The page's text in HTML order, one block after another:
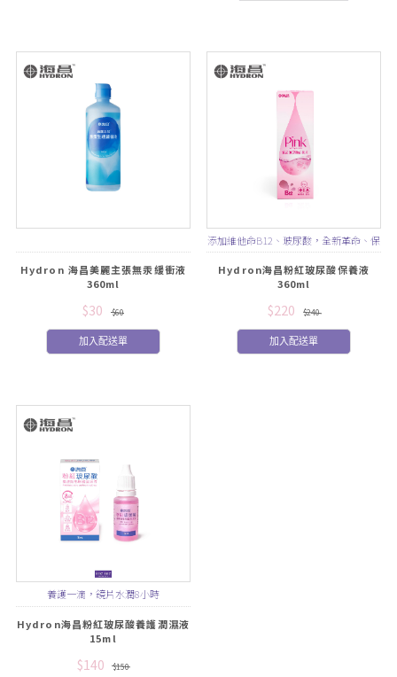
Hydron 海昌美麗主張無汞緩衝液
360ml
$30 $60
加入配送單
添加維他命B12、玻尿酸，全新革命、保
濕升級！
Hydron海昌粉紅玻尿酸保養液
360ml
$220 $240
加入配送單
養護一滴，鏡片水潤8小時
Hydron海昌粉紅玻尿酸養護潤濕液
15ml
$140 $150